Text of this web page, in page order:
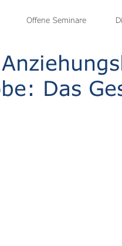
Offene Seminare
Seminartermine
Das